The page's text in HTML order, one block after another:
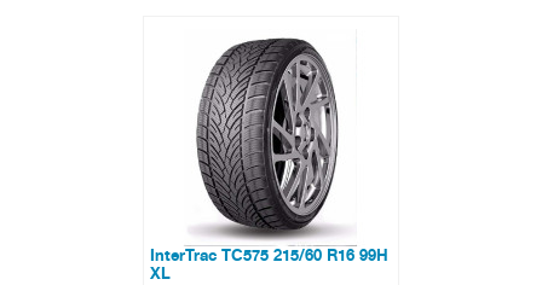
нет в наличии
0 отзывов
InterTrac TC575 215/60 R16 99H
XL